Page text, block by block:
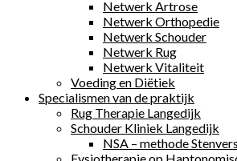
Netwerk Artrose
Netwerk Orthopedie
Netwerk Schouder
Netwerk Rug
Netwerk Vitaliteit
Voeding en Diëtiek
Specialismen van de praktijk
Rug Therapie Langedijk
Schouder Kliniek Langedijk
NSA – methode Stenvers